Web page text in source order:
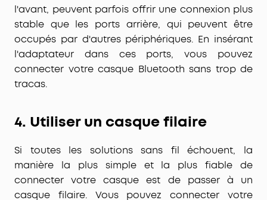
l'avant, peuvent parfois offrir une connexion plus
stable que les ports arrière, qui peuvent être
occupés par d'autres périphériques. En insérant
l'adaptateur dans ces ports, vous pouvez
connecter votre casque Bluetooth sans trop de
tracas.
4. Utiliser un casque filaire
Si toutes les solutions sans fil échouent, la
manière la plus simple et la plus fiable de
connecter votre casque est de passer à un
casque filaire. Vous pouvez connecter votre